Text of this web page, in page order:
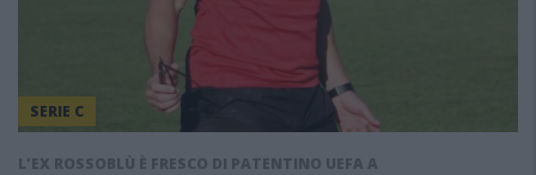
SERIE C
L'EX ROSSOBLÙ È FRESCO DI PATENTINO UEFA A